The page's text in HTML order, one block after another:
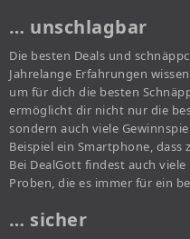
… unschlagbar
Die besten Deals und
Jahrelange Erfahrungen
um für dich die besten
ermöglicht dir nicht nur die
sondern auch viele
Beispiel ein Smartphone, dass
Bei DealGott findest auch
Proben, die es immer für ein
… sicher